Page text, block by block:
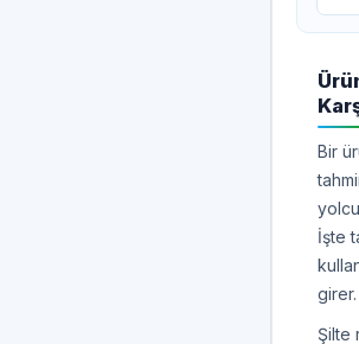
Bir
İşte
girer.
Şilte